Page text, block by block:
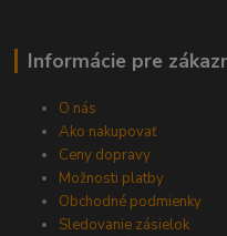
Informácie pre
O nás
Ako nakupovať
Ceny dopravy
Možnosti platby
Obchodné podmienky
Sledovanie zásielok